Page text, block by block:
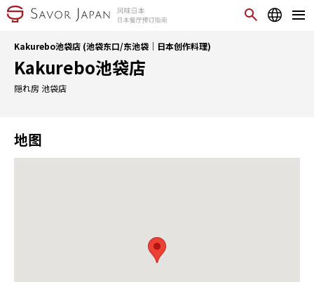
Kakurebo池袋店 (池袋东口/东池袋｜日本创作料理)
Kakurebo池袋店
隠れ房 池袋店
地图